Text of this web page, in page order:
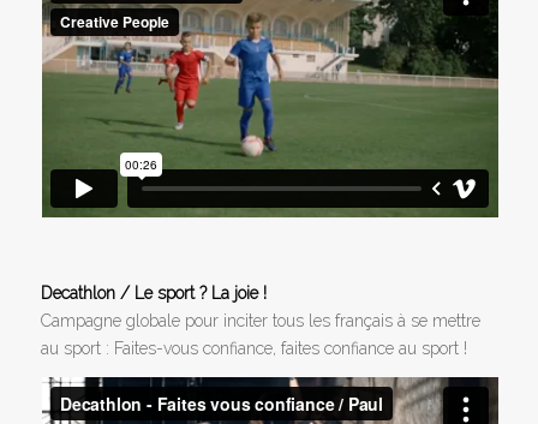
Decathlon / Le sport ? La joie !
Campagne globale pour inciter tous les français à se mettre
au sport : Faites-vous confiance, faites confiance au sport !